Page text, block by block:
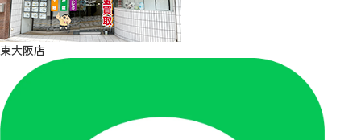
東大阪店